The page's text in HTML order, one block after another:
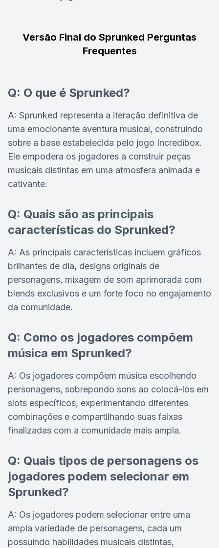
Versão Final do Sprunked Perguntas
Frequentes
Q: O que é Sprunked?
A: Sprunked representa a iteração definitiva de
uma emocionante aventura musical, construindo
sobre a base estabelecida pelo jogo Incredibox.
Ele empodera os jogadores a construir peças
musicais distintas em uma atmosfera animada e
cativante.
Q: Quais são as principais
características do Sprunked?
A: As principais características incluem gráficos
brilhantes de dia, designs originais de
personagens, mixagem de som aprimorada com
blends exclusivos e um forte foco no engajamento
da comunidade.
Q: Como os jogadores compõem
música em Sprunked?
A: Os jogadores compõem música escolhendo
personagens, sobrepondo sons ao colocá-los em
slots específicos, experimentando diferentes
combinações e compartilhando suas faixas
finalizadas com a comunidade mais ampla.
Q: Quais tipos de personagens os
jogadores podem selecionar em
Sprunked?
A: Os jogadores podem selecionar entre uma
ampla variedade de personagens, cada um
possuindo habilidades musicais distintas,